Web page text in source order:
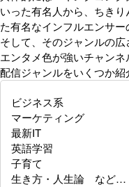
いった有名人から、ちき
た有名なインフルエンサー
そして、そのジャンルの広
エンタメ色が強いチャン
配信ジャンルをいくつか紹
ビジネス系
マーケティング
最新IT
英語学習
子育て
生き方・人生論 など…